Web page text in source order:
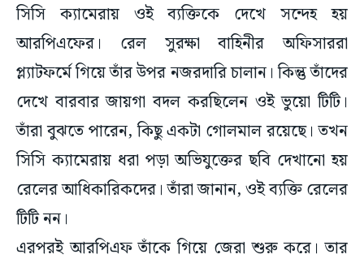
সিসি ক্যামেরায় ওই ব্যক্তিকে দেখে সন্দেহ হয়
আরপিএফের। রেল সুরক্ষা বাহিনীর অফিসাররা
প্ল্যাটফর্মে গিয়ে তাঁর উপর নজরদারি চালান। কিন্তু তাঁদের
দেখে বারবার জায়গা বদল করছিলেন ওই ভুয়ো টিটি।
তাঁরা বুঝতে পারেন, কিছু একটা গোলমাল রয়েছে। তখন
সিসি ক্যামেরায় ধরা পড়া অভিযুক্তের ছবি দেখানো হয়
রেলের আধিকারিকদের। তাঁরা জানান, ওই ব্যক্তি রেলের
টিটি নন।
এরপরই আরপিএফ তাঁকে গিয়ে জেরা শুরু করে। তার